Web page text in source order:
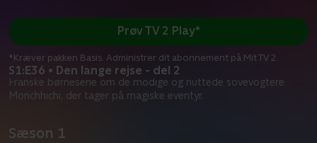
S1:E36 • Den lange rejse - del 2
Franske børneserie om de modige og nuttede sovevogtere
Monchhichi, der tager på magiske eventyr.
Prøv TV 2 Play*
*Kræver pakken Basis. Administrer dit abonnement på Mit TV 2.
Sæson 1